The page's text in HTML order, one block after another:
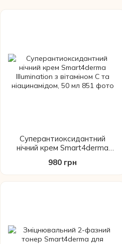
Суперантиоксидантний
нічний крем Smart4derma
ніацинамідом, 50 мл
980 грн